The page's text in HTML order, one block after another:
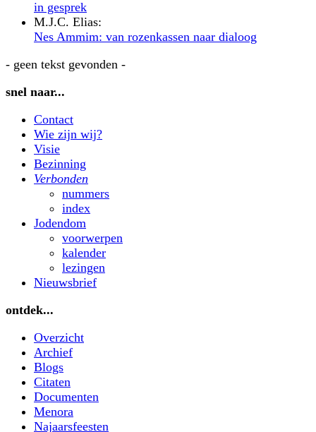
in gesprek
M.J.C. Elias:
Nes Ammim: van rozenkassen naar dialoog
- geen tekst gevonden -
snel naar...
Contact
Wie zijn wij?
Visie
Bezinning
Verbonden
nummers
index
Jodendom
voorwerpen
kalender
lezingen
Nieuwsbrief
ontdek...
Overzicht
Archief
Blogs
Citaten
Documenten
Menora
Najaarsfeesten